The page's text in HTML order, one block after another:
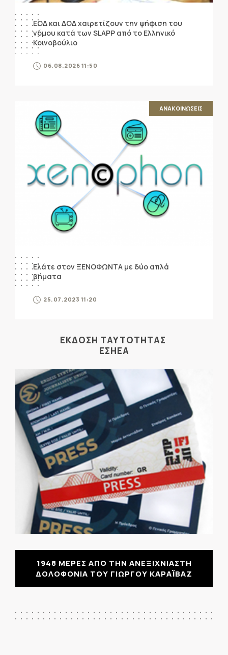
ΕΟΔ και ΔΟΔ χαιρετίζουν την ψήφιση του
νόμου κατά των SLAPP από το Ελληνικό
Κοινοβούλιο
06.08.2026 11:50
ΑΝΑΚΟΙΝΩΣΕΙΣ
Ελάτε στον ΞΕΝΟΦΩΝΤΑ με δύο απλά
βήματα
25.07.2023 11:20
ΕΚΔΟΣΗ ΤΑΥΤΟΤΗΤΑΣ
ΕΣΗΕΑ
1948 ΜΕΡΕΣ ΑΠΟ ΤΗΝ ΑΝΕΞΙΧΝΙΑΣΤΗ
ΔΟΛΟΦΟΝΙΑ ΤΟΥ ΓΙΩΡΓΟΥ ΚΑΡΑΪΒΑΖ